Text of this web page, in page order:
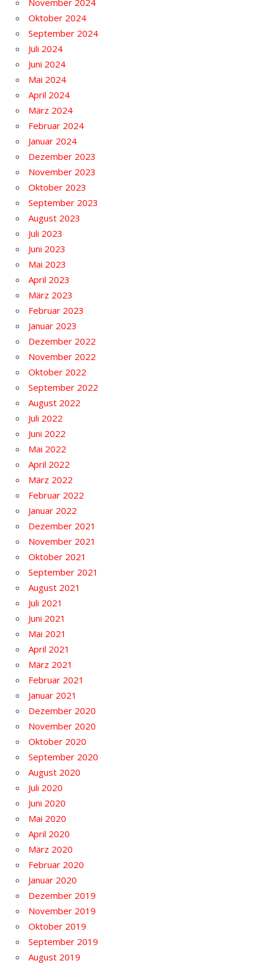
November 2024
Oktober 2024
September 2024
Juli 2024
Juni 2024
Mai 2024
April 2024
März 2024
Februar 2024
Januar 2024
Dezember 2023
November 2023
Oktober 2023
September 2023
August 2023
Juli 2023
Juni 2023
Mai 2023
April 2023
März 2023
Februar 2023
Januar 2023
Dezember 2022
November 2022
Oktober 2022
September 2022
August 2022
Juli 2022
Juni 2022
Mai 2022
April 2022
März 2022
Februar 2022
Januar 2022
Dezember 2021
November 2021
Oktober 2021
September 2021
August 2021
Juli 2021
Juni 2021
Mai 2021
April 2021
März 2021
Februar 2021
Januar 2021
Dezember 2020
November 2020
Oktober 2020
September 2020
August 2020
Juli 2020
Juni 2020
Mai 2020
April 2020
März 2020
Februar 2020
Januar 2020
Dezember 2019
November 2019
Oktober 2019
September 2019
August 2019